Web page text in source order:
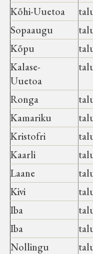
Kõhi-Uuetoa
Sopaaugu
Kõpu
Kalase-
Uuetoa
Ronga
Kamariku
Kristofri
Kaarli
Laane
Kivi
Iba
Iba
Nollingu